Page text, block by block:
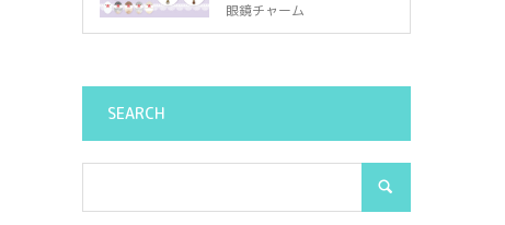
眼鏡チャーム
SEARCH